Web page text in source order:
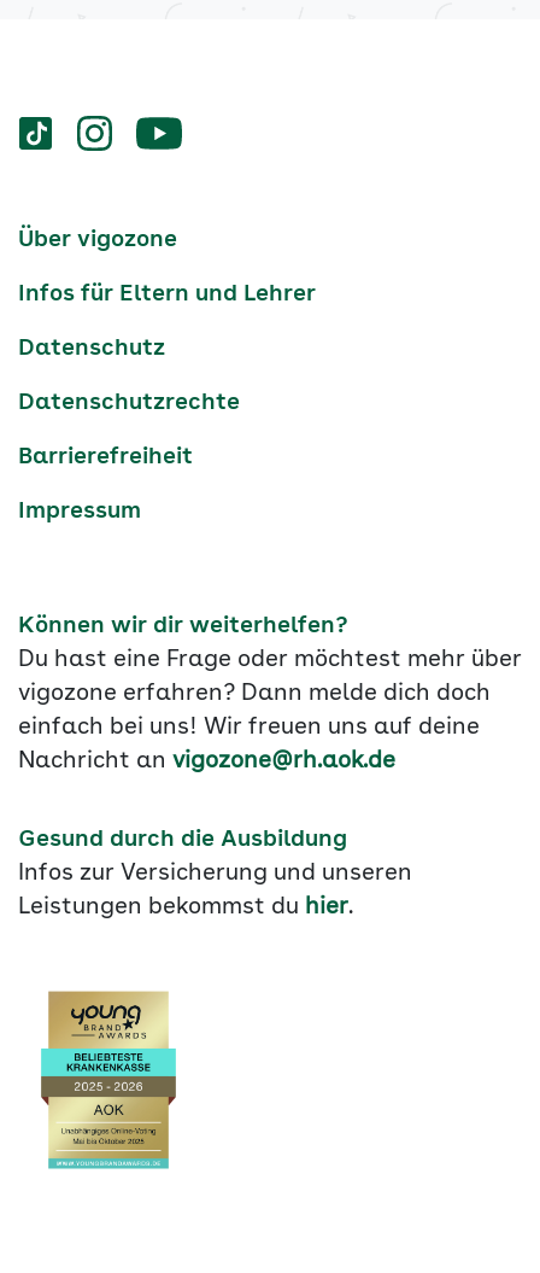
Services
Social-
vigozone.de
vigozone.devigozone.de
Services-
Über vigozone
Infos für Eltern und Lehrer
Datenschutz
Datenschutzrechte
Barrierefreiheit
Impressum
Können wir dir weiterhelfen?
Du hast eine Frage oder möchtest mehr über
vigozone erfahren? Dann melde dich doch
einfach bei uns! Wir freuen uns auf deine
Nachricht an vigozone@rh.aok.de
Gesund durch die Ausbildung
Infos zur Versicherung und unseren
Leistungen bekommst du hier.